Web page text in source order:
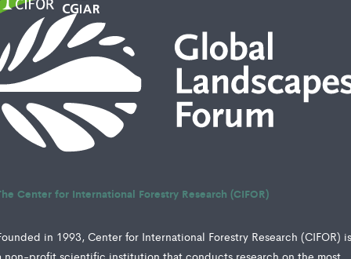
Center for International Forestry Research (CIFOR)
in 1993, Center for International Forestry Research (CIFOR)